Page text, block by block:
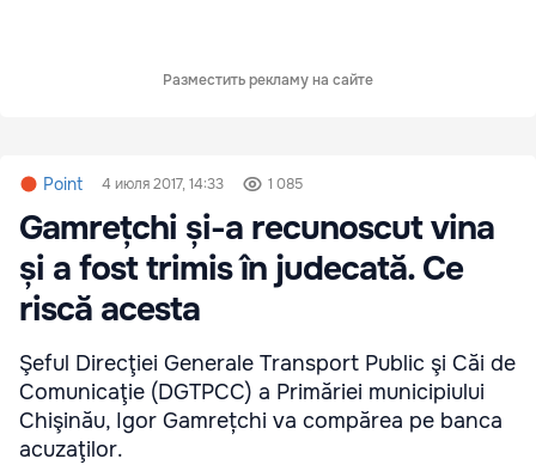
Разместить рекламу на сайте
Point 4 июля 2017, 14:33 1 085
Gamrețchi și-a recunoscut vina
și a fost trimis în judecată. Ce
riscă acesta
Şeful Direcţiei Generale Transport Public şi Căi de
Comunicaţie (DGTPCC) a Primăriei municipiului
Chişinău, Igor Gamrețchi va compărea pe banca
acuzaţilor.